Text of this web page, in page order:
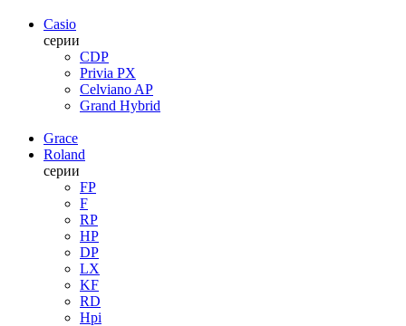
Casio
серии
CDP
Privia PX
Celviano AP
Grand Hybrid
Grace
Roland
серии
FP
F
RP
HP
DP
LX
KF
RD
Hpi